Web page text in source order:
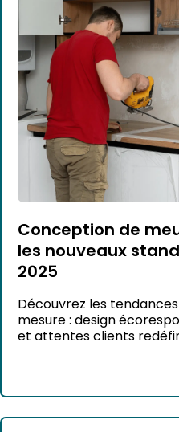
Conception de
les nouveaux
2025
Découvrez les
mesure : design
et attentes clients